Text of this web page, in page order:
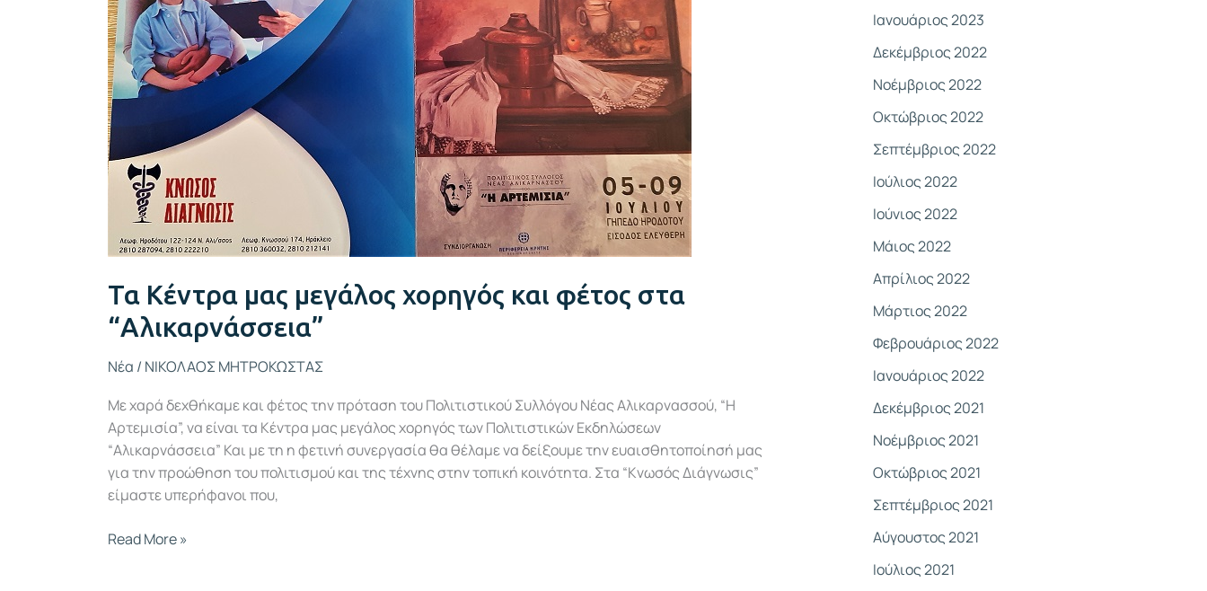
Τα Κέντρα μας μεγάλος χορηγός και φέτος στα
“Αλικαρνάσσεια”
Νέα / ΝΙΚΟΛΑΟΣ ΜΗΤΡΟΚΩΣΤΑΣ
Με χαρά δεχθήκαμε και φέτος την πρόταση του Πολιτιστικού Συλλόγου Νέας Αλικαρνασσού, “Η
Αρτεμισία”, να είναι τα Κέντρα μας μεγάλος χορηγός των Πολιτιστικών Εκδηλώσεων
“Αλικαρνάσσεια” Και με τη η φετινή συνεργασία θα θέλαμε να δείξουμε την ευαισθητοποίησή μας
για την προώθηση του πολιτισμού και της τέχνης στην τοπική κοινότητα. Στα “Κνωσός Διάγνωσις”
είμαστε υπερήφανοι που,
φέτος
στα
“Αλικαρνάσσεια”
Read More »
Ιανουάριος 2023
Δεκέμβριος 2022
Νοέμβριος 2022
Οκτώβριος 2022
Σεπτέμβριος 2022
Ιούλιος 2022
Ιούνιος 2022
Μάιος 2022
Απρίλιος 2022
Μάρτιος 2022
Φεβρουάριος 2022
Ιανουάριος 2022
Δεκέμβριος 2021
Νοέμβριος 2021
Οκτώβριος 2021
Σεπτέμβριος 2021
Αύγουστος 2021
Ιούλιος 2021